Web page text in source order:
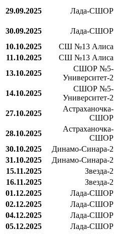
29.09.2025
Лада-СШОР
30.09.2025 Лада-СШОР
10.10.2025
СШ №13 Алиса
11.10.2025
СШ №13 Алиса
13.10.2025
СШОР №5-
Университет-2
14.10.2025
СШОР №5-
Университет-2
27.10.2025
Астраханочка-
СШОР
28.10.2025
Астраханочка-
СШОР
30.10.2025
Динамо-Синара-2
31.10.2025
Динамо-Синара-2
15.11.2025
Звезда-2
16.11.2025
Звезда-2
01.12.2025
Лада-СШОР
02.12.2025
Лада-СШОР
04.12.2025
Лада-СШОР
05.12.2025
Лада-СШОР